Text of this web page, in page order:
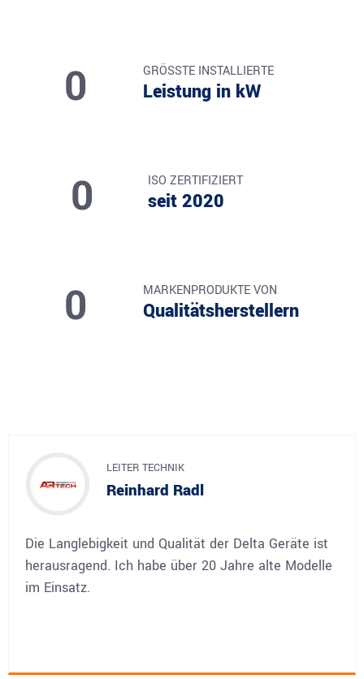
0 GRÖSSTE INSTALLIERTE
Leistung in kW
0 ISO ZERTIFIZIERT
seit 2020
0 MARKENPRODUKTE VON
Qualitätsherstellern
LEITER TECHNIK
Reinhard Radl
Die Langlebigkeit und Qualität der Delta Geräte ist
herausragend. Ich habe über 20 Jahre alte Modelle
im Einsatz.